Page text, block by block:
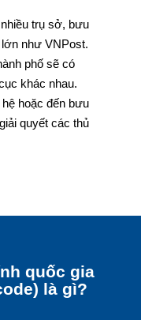
trụ sở, bưu
như VNPost.
phố sẽ có
khác nhau.
hoặc đến bưu
quyết các thủ
quốc gia
là gì?